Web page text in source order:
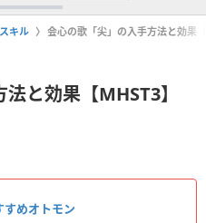
スキル 会心の歌「尖」の入手方法と効果
と効果【MHST3】
すめオトモン